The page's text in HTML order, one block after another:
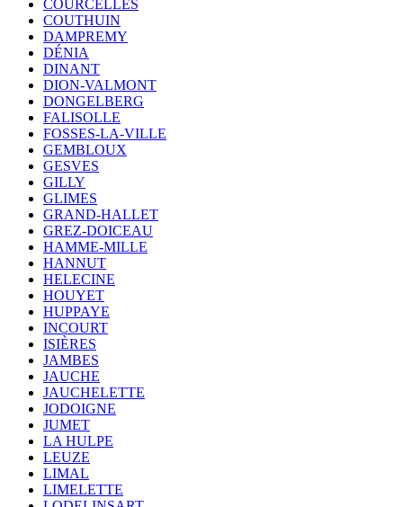
COURCELLES
COUTHUIN
DAMPREMY
DÉNIA
DINANT
DION-VALMONT
DONGELBERG
FALISOLLE
FOSSES-LA-VILLE
GEMBLOUX
GESVES
GILLY
GLIMES
GRAND-HALLET
GREZ-DOICEAU
HAMME-MILLE
HANNUT
HELECINE
HOUYET
HUPPAYE
INCOURT
ISIÈRES
JAMBES
JAUCHE
JAUCHELETTE
JODOIGNE
JUMET
LA HULPE
LEUZE
LIMAL
LIMELETTE